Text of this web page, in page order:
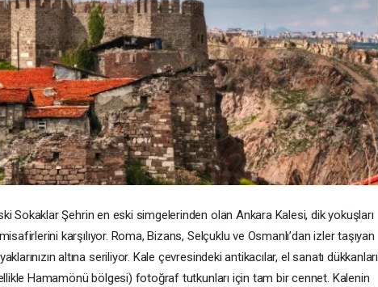
Sokaklar Şehrin en eski simgelerinden olan Ankara Kalesi, dik yokuşları
karşılıyor. Roma, Bizans, Selçuklu ve Osmanlı’dan izler taşıyan
altına seriliyor. Kale çevresindeki antikacılar, el sanatı dükkanları
Hamamönü bölgesi) fotoğraf tutkunları için tam bir cennet. Kalenin